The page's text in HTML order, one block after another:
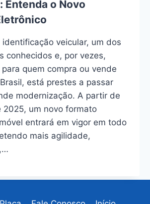
Entenda o Novo
veicular, um dos
conhecidos e, por vezes,
quem compra ou vende
está prestes a passar
modernização. A partir de
2025, um novo formato
entrará em vigor em todo
mais agilidade,